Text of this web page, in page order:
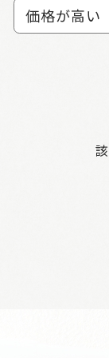
価格が高い